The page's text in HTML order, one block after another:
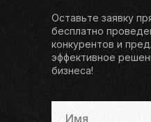
Оставьте заявку
бесплатно
конкурентов и
эффективное
бизнеса!